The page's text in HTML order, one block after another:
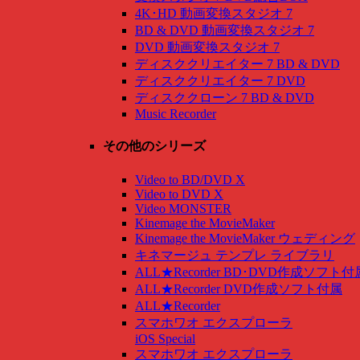
4K･HD 動画変換スタジオ 7
BD & DVD 動画変換スタジオ 7
DVD 動画変換スタジオ 7
ディスククリエイター 7 BD & DVD
ディスククリエイター 7 DVD
ディスククローン 7 BD & DVD
Music Recorder
その他のシリーズ
Video to BD/DVD X
Video to DVD X
Video MONSTER
Kinemage the MovieMaker
Kinemage the MovieMaker ウェディング
キネマージュ テンプレ ライブラリ
ALL★Recorder BD･DVD作成ソフト付
ALL★Recorder DVD作成ソフト付属
ALL★Recorder
スマホワオ エクスプローラ
iOS Special
スマホワオ エクスプローラ